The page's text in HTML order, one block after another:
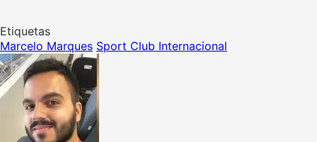
Etiquetas
Marcelo Marques Sport Club Internacional